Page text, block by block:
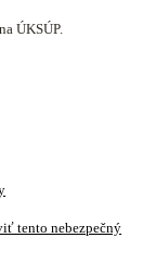
ÚKSÚP.
tento nebezpečný